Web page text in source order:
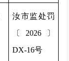
汝市监处罚
〔2026〕
DX-16号